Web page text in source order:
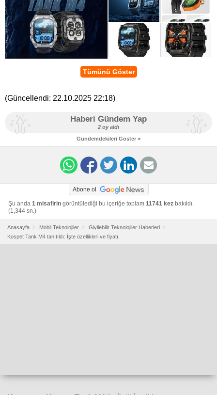
Tümünü Göster
(Güncellendi: 22.10.2025 22:18)
Haberi Gündem Yap
2 oy aldı
Gündemdekileri Göster >
Abone ol
Şu anda 1 misafirin görüntülediği bu içeriğe toplam 11741 kez bakıldı.
(1,344 sn.)
Anasayfa Mobil Teknolojiler
Giyilebilir Teknolojiler Haberleri
Kospet Tank M4 tanıtıldı: İşte özellikleri ve fiyatı